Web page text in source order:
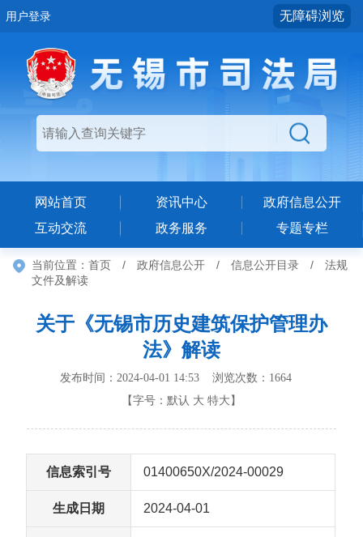
用户登录 无障碍浏览
网站首页 资讯中心
政府信息公开
互动交流
政务服务 专题专栏
当前位置： 首页 / 政府信息公开 / 信息公开目录 /
法规
文件及解读
关于《无锡市历史建筑保护管理办
法》解读
发布时间：2024-04-01 14:53 浏览次数： 1664
【字号： 默认 大 特大 】
信息索引号 01400650X/2024-00029
生成日期 2024-04-01